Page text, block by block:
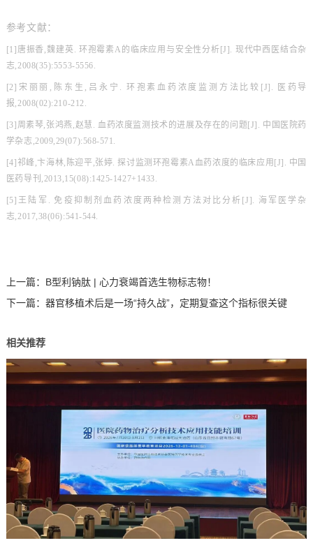
参考文献：
[1]唐振香,魏建英. 环孢霉素A的临床应用与安全性分析[J]. 现代中西医结合杂
志,2008(35):5553-5556.
[2]宋丽丽,陈东生,吕永宁. 环孢素血药浓度监测方法比较[J]. 医药导
报,2008(02):210-212.
[3]周素琴,张鸿燕,赵慧. 血药浓度监测技术的进展及存在的问题[J]. 中国医院药
学杂志,2009,29(07):568-571.
[4]祁峰,卞海林,陈迎平,张婷. 探讨监测环孢霉素A血药浓度的临床应用[J]. 中国
医药导刊,2013,15(08):1425-1427+1433.
[5]王陆军. 免疫抑制剂血药浓度两种检测方法对比分析[J]. 海军医学杂
志,2017,38(06):541-544.
上一篇： B型利钠肽 | 心力衰竭首选生物标志物！
下一篇： 器官移植术后是一场“持久战”，定期复查这个指标很关键
相关推荐